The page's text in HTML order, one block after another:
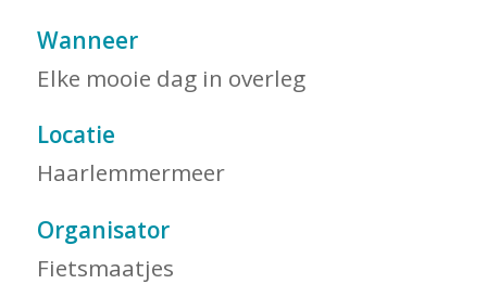
Wanneer
Elke mooie dag in overleg
Locatie
Haarlemmermeer
Organisator
Fietsmaatjes